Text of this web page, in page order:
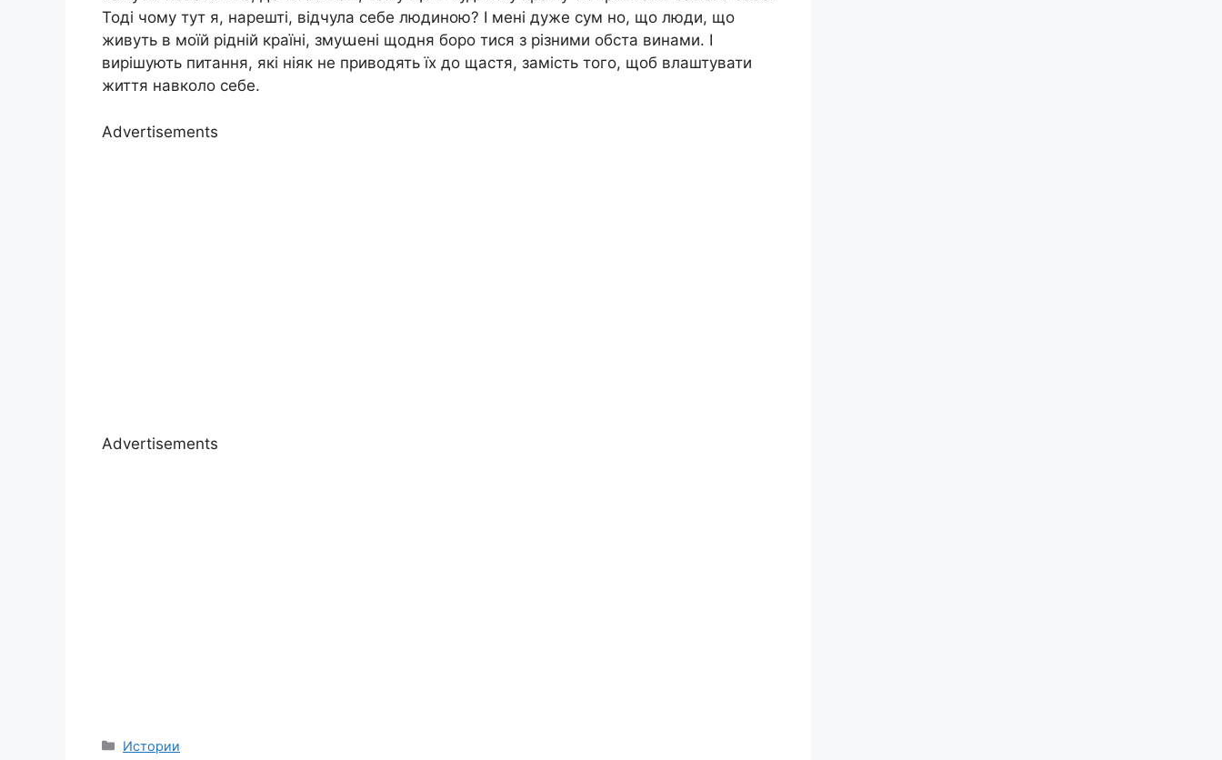
Тоді чому тут я, нарешті, відчула себе людиною? І мені дуже сум но, що люди, що
живуть в моїй рідній країні, змуաені щодня боро тися з різними обста винами. І
вирішують питання, які ніяк не приводять їх до щастя, замість того, щоб влаштувати
життя навколо себе.
Advertisements
Advertisements
Categories
Истории